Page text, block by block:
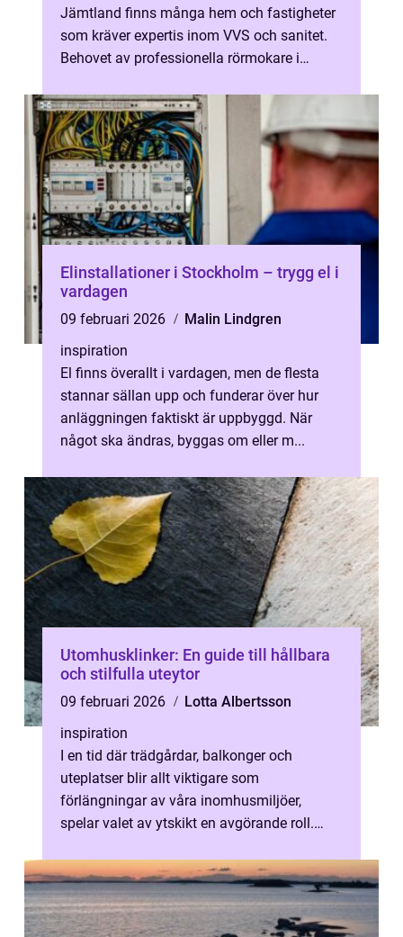
Jämtland finns många hem och fastigheter
som kräver expertis inom VVS och sanitet.
Behovet av professionella rörmokare i
Elinstallationer i Stockholm – trygg el i
vardagen
09 februari 2026
Malin Lindgren
inspiration
El finns överallt i vardagen, men de flesta
stannar sällan upp och funderar över hur
anläggningen faktiskt är uppbyggd. När
något ska ändras, byggas om eller m...
Utomhusklinker: En guide till hållbara
och stilfulla uteytor
09 februari 2026
Lotta Albertsson
inspiration
I en tid där trädgårdar, balkonger och
uteplatser blir allt viktigare som
förlängningar av våra inomhusmiljöer,
spelar valet av ytskikt en avgörande roll.